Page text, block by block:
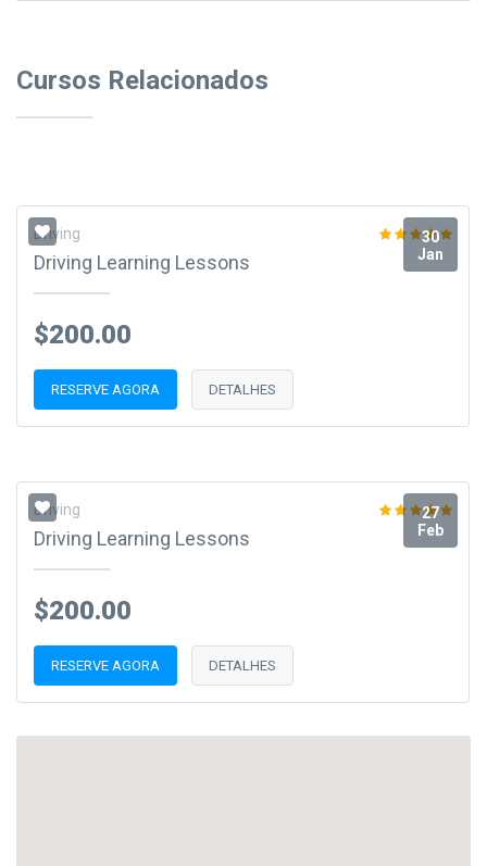
Cursos Relacionados
30
Jan
Driving
Driving Learning Lessons
$200.00
RESERVE AGORA DETALHES
27
Feb
Driving
Driving Learning Lessons
$200.00
RESERVE AGORA DETALHES